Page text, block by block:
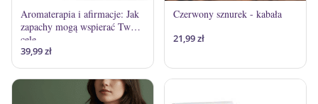
Aromaterapia i afirmacje: Jak
zapachy mogą wspierać Twoje
cele
39,99zł
Czerwony sznurek - kabała
21,99zł